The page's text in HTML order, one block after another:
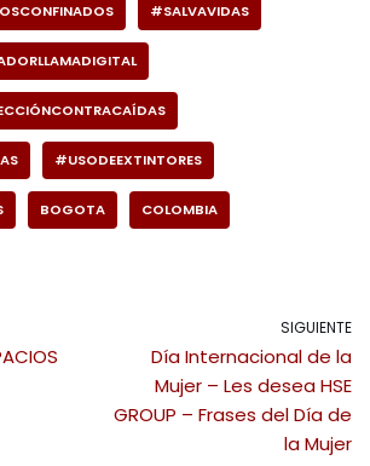
#SALVAVIDAS
#USODEEXTINTORES
BOGOTA COLOMBIA
SIGUIENTE
Día Internacional de la
Mujer – Les desea HSE
GROUP – Frases del Día de
la Mujer